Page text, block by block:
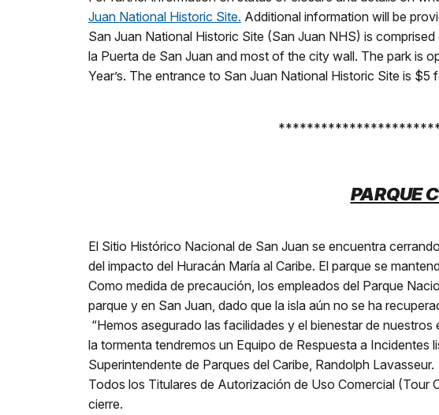
Juan National Historic Site. Additional information will be
San Juan National Historic Site (San Juan NHS) is
la Puerta de San Juan and most of the city wall. The park is
Year’s. The entrance to San Juan National Historic Site is $5
PARQUE
El Sitio Histórico Nacional de San Juan se encuentra
del impacto del Huracán María al Caribe. El parque se
Como medida de precaución, los empleados del Parque
parque y en San Juan, dado que la isla aún no se ha
“Hemos asegurado las facilidades y el bienestar de
la tormenta tendremos un Equipo de Respuesta a Incidentes
Superintendente de Parques del Caribe, Randolph Lavasseur.
Todos los Titulares de Autorización de Uso Comercial (Tour
cierre.